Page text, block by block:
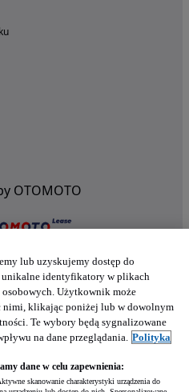
OTOMOTO
twoim telefonie
lub uzyskujemy dostęp do
identyfikatory w plikach
Użytkownik może
nimi, klikając poniżej lub w dowolnym
Te wybory będą sygnalizowane
na dane przeglądania. Polityka
dane w celu zapewnienia:
skanowanie charakterystyki urządzenia do